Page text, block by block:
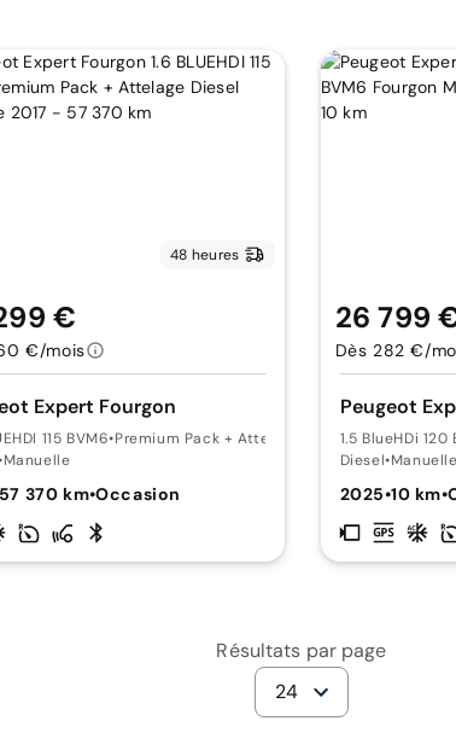
48 heures
Expert Fourgon
115 BVM6•Premium Pack + Attelage
Manuelle
370 km•Occasion
€
€/mois
Peugeot
1.5 BlueHDi
Diesel•Manuelle
2025•10 km•
26 799
Dès 282 €/
Résultats par page
24